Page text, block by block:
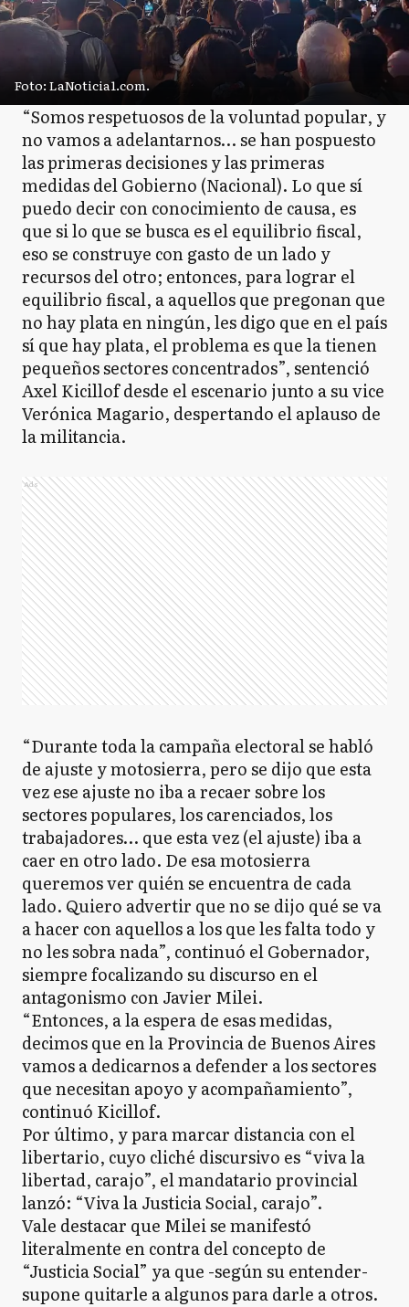
Foto: LaNoticia1.com.
“Somos respetuosos de la voluntad popular, y
no vamos a adelantarnos… se han pospuesto
las primeras decisiones y las primeras
medidas del Gobierno (Nacional). Lo que sí
puedo decir con conocimiento de causa, es
que si lo que se busca es el equilibrio fiscal,
eso se construye con gasto de un lado y
recursos del otro; entonces, para lograr el
equilibrio fiscal, a aquellos que pregonan que
no hay plata en ningún, les digo que en el país
sí que hay plata, el problema es que la tienen
pequeños sectores concentrados”, sentenció
Axel Kicillof desde el escenario junto a su vice
Verónica Magario, despertando el aplauso de
la militancia.
Ads
“Durante toda la campaña electoral se habló
de ajuste y motosierra, pero se dijo que esta
vez ese ajuste no iba a recaer sobre los
sectores populares, los carenciados, los
trabajadores… que esta vez (el ajuste) iba a
caer en otro lado. De esa motosierra
queremos ver quién se encuentra de cada
lado. Quiero advertir que no se dijo qué se va
a hacer con aquellos a los que les falta todo y
no les sobra nada”, continuó el Gobernador,
siempre focalizando su discurso en el
antagonismo con Javier Milei.
“Entonces, a la espera de esas medidas,
decimos que en la Provincia de Buenos Aires
vamos a dedicarnos a defender a los sectores
que necesitan apoyo y acompañamiento”,
continuó Kicillof.
Por último, y para marcar distancia con el
libertario, cuyo cliché discursivo es “viva la
libertad, carajo”, el mandatario provincial
lanzó: “Viva la Justicia Social, carajo”.
Vale destacar que Milei se manifestó
literalmente en contra del concepto de
“Justicia Social” ya que -según su entender-
supone quitarle a algunos para darle a otros.